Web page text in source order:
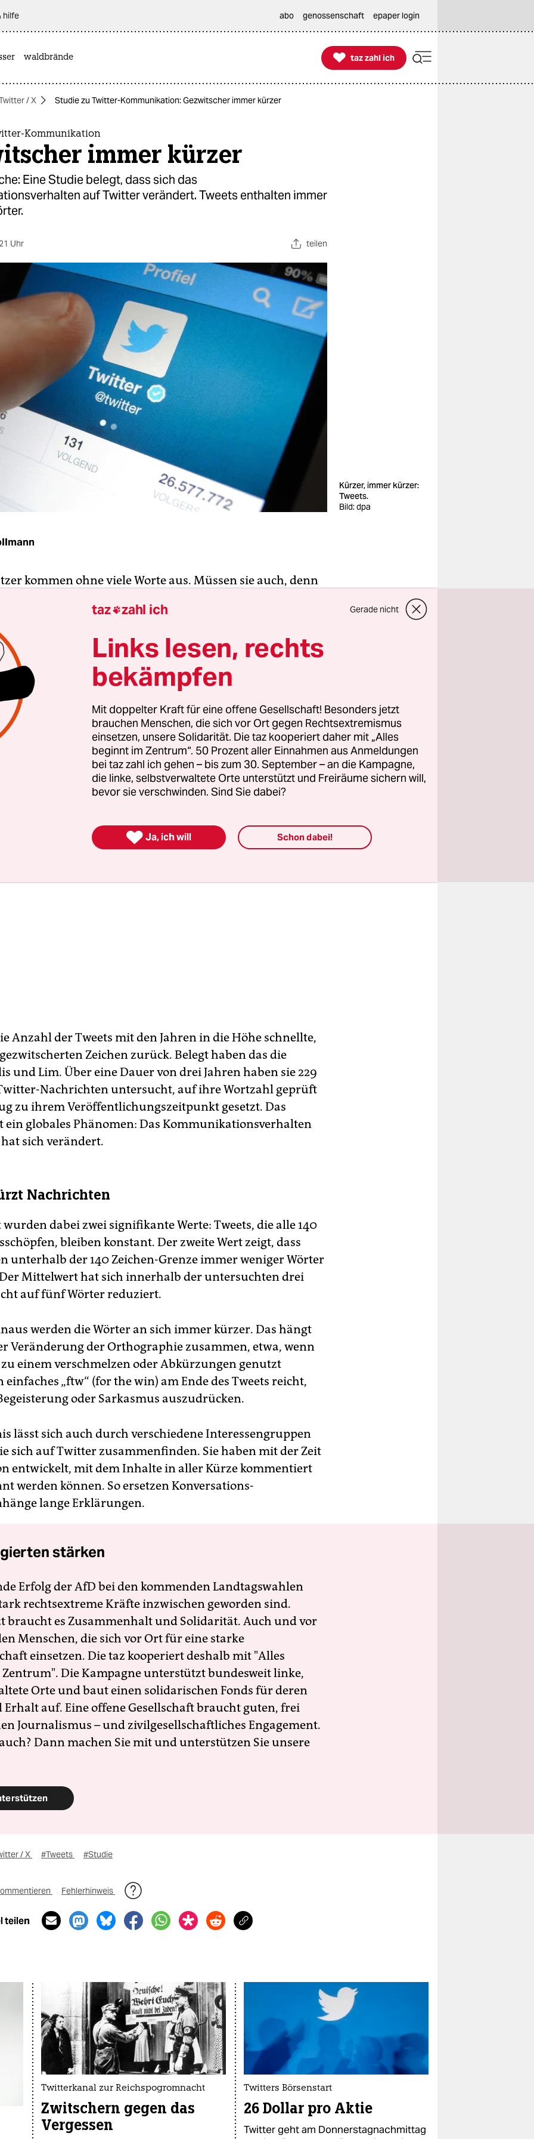
hilfe abo genossenschaft epaper login
waldbrände 
taz zahl ich
taz zahl ich
/ X Studie zu Twitter-Kommunikation: Gezwitscher immer kürzer
Kommunikation
immer kürzer
Eine Studie belegt, dass sich das
auf Twitter verändert. Tweets enthalten immer
Uhr teilen
Kürzer, immer kürzer:
Tweets.
Bild: dpa
kommen ohne viele Worte aus. Müssen sie auch, denn
einer kommunikativen Herausforderung. Christian Alis
von der „University of the Philippines“ zeigen nun in
(pdf
), dass das knappe Format keine Hürde für die Nutzer
die Tweets werden gar immer kürzer. Im Zeitraum
2012 untersuchten sie Millionen Tweets auf ihren Inhalt.
war das soziale NetzwerkTwitter der breiten
noch kaum bekannt. Pro Quartal flimmerten damals
400.000 Twitter-Nachrichten über den Bildschirm. Heute
Twitter, sie veröffentlichen derzeit etwa 400
in 24 Stunden.
Anzahl der Tweets mit den Jahren in die Höhe schnellte,
Zeichen zurück. Belegt haben das die
und Lim. Über eine Dauer von drei Jahren haben sie 229
Nachrichten untersucht, auf ihre Wortzahl geprüft
zu ihrem Veröffentlichungszeitpunkt gesetzt. Das
ein globales Phänomen: Das Kommunikationsverhalten
sich verändert.
Nachrichten
wurden dabei zwei signifikante Werte: Tweets, die alle 140
bleiben konstant. Der zweite Wert zeigt, dass
unterhalb der 140 Zeichen-Grenze immer weniger Wörter
Mittelwert hat sich innerhalb der untersuchten drei
auf fünf Wörter reduziert.
werden die Wörter an sich immer kürzer. Das hängt
Veränderung der Orthographie zusammen, etwa, wenn
zu einem verschmelzen oder Abkürzungen genutzt
einfaches „ftw“ (for the win) am Ende des Tweets reicht,
oder Sarkasmus auszudrücken.
lässt sich auch durch verschiedene Interessengruppen
sich auf Twitter zusammenfinden. Sie haben mit der Zeit
entwickelt, mit dem Inhalte in aller Kürze kommentiert
werden können. So ersetzen Konversations-
lange Erklärungen.
stärken
Erfolg der AfD bei den kommenden Landtagswahlen
rechtsextreme Kräfte inzwischen geworden sind.
braucht es Zusammenhalt und Solidarität. Auch und vor
Menschen, die sich vor Ort für eine starke
einsetzen. Die taz kooperiert deshalb mit "Alles
Die Kampagne unterstützt bundesweit linke,
Orte und baut einen solidarischen Fonds für deren
Erhalt auf. Eine offene Gesellschaft braucht guten, frei
Journalismus – und zivilgesellschaftliches Engagement.
Dann machen Sie mit und unterstützen Sie unsere
/ X #Tweets #Studie
Fehlerhinweis
teilen
Twitterkanal zur Reichspogromnacht
Zwitschern gegen das
Vergessen
Twitters Börsenstart
26 Dollar pro Aktie
Twitter geht am Donnerstagnachmittag
taz zahl ich Gerade nicht
Links lesen, rechts
bekämpfen
Mit doppelter Kraft für eine offene Gesellschaft! Besonders jetzt
brauchen Menschen, die sich vor Ort gegen Rechtsextremismus
einsetzen, unsere Solidarität. Die taz kooperiert daher mit „Alles
beginnt im Zentrum“. 50 Prozent aller Einnahmen aus Anmeldungen
bei taz zahl ich gehen – bis zum 30. September – an die Kampagne,
die linke, selbstverwaltete Orte unterstützt und Freiräume sichern will,
bevor sie verschwinden. Sind Sie dabei?
 Ja, ich will Schon dabei!